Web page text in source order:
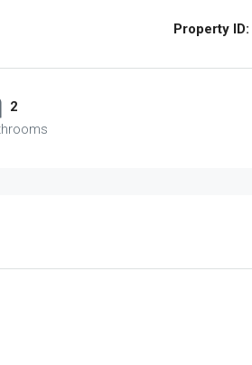
Property ID:
2